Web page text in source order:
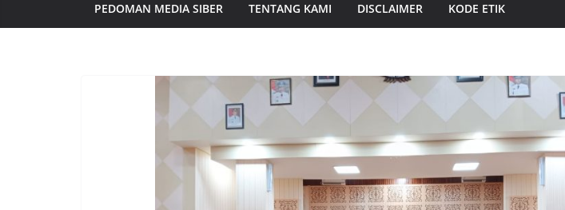
PEDOMAN MEDIA SIBER TENTANG KAMI DISCLAIMER KODE ETIK